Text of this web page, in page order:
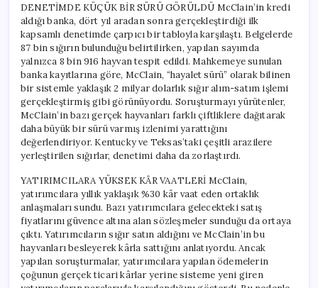
DENETİMDE KÜÇÜK BİR SÜRÜ GÖRÜLDÜ McClain’in kredi
aldığı banka, dört yıl aradan sonra gerçekleştirdiği ilk
kapsamlı denetimde çarpıcı bir tabloyla karşılaştı. Belgelerde
87 bin sığırın bulunduğu belirtilirken, yapılan sayımda
yalnızca 8 bin 916 hayvan tespit edildi. Mahkemeye sunulan
banka kayıtlarına göre, McClain, “hayalet sürü” olarak bilinen
bir sistemle yaklaşık 2 milyar dolarlık sığır alım-satım işlemi
gerçekleştirmiş gibi görünüyordu. Soruşturmayı yürütenler,
McClain’in bazı gerçek hayvanları farklı çiftliklere dağıtarak
daha büyük bir sürü varmış izlenimi yarattığını
değerlendiriyor. Kentucky ve Teksas’taki çeşitli arazilere
yerleştirilen sığırlar, denetimi daha da zorlaştırdı.
YATIRIMCILARA YÜKSEK KÂR VAATLERİ McClain,
yatırımcılara yıllık yaklaşık %30 kâr vaat eden ortaklık
anlaşmaları sundu. Bazı yatırımcılara gelecekteki satış
fiyatlarını güvence altına alan sözleşmeler sunduğu da ortaya
çıktı. Yatırımcıların sığır satın aldığını ve McClain’in bu
hayvanları besleyerek kârla sattığını anlatıyordu. Ancak
yapılan soruşturmalar, yatırımcılara yapılan ödemelerin
çoğunun gerçek ticari kârlar yerine sisteme yeni giren